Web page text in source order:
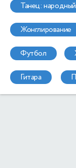
танец: народный
жонглирование
футбол
гитара